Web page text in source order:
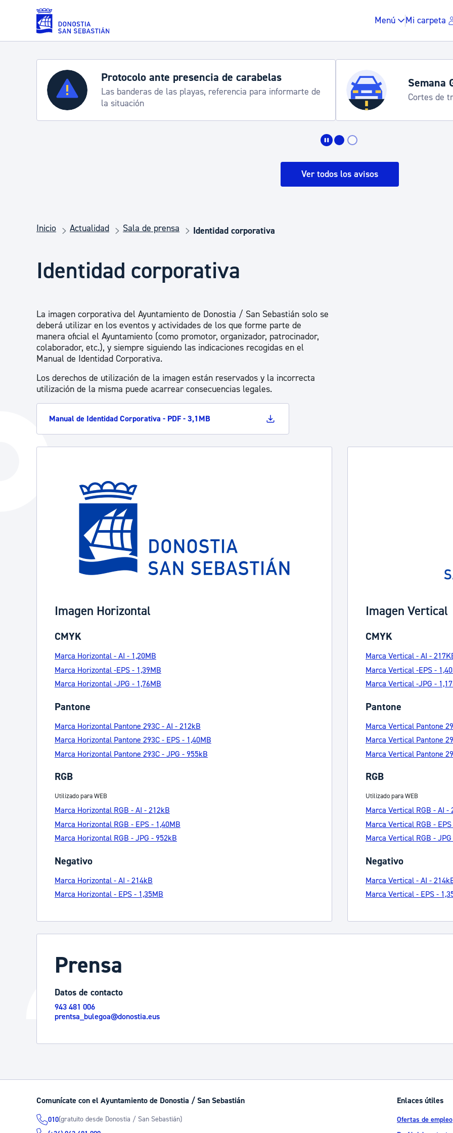
Saltar al contenido principal
Menú Mi carpeta
Servicios
Padrón y asuntos personales
Espacio público,
Seguridad ciudadana y emergencias
Salud Pública, animales y consumo
Participación ciudadana y asociacionismo
Deporte
La ciudad ahora
Descubre la ciudad
Protocolo ante presencia de carabelas
Las banderas de las playas, referencia para informarte de
la situación
Semana
Cortes de
Ver todos los avisos
Inicio Actualidad Sala de prensa Identidad corporativa
Identidad corporativa
La imagen corporativa del Ayuntamiento de Donostia / San Sebastián solo se
deberá utilizar en los eventos y actividades de los que forme parte de
manera oficial el Ayuntamiento (como promotor, organizador, patrocinador,
colaborador, etc.), y siempre siguiendo las indicaciones recogidas en el
Manual de Identidad Corporativa.
Los derechos de utilización de la imagen están reservados y la incorrecta
utilización de la misma puede acarrear consecuencias legales.
Manual de Identidad Corporativa - PDF - 3,1MB
Imagen Horizontal
CMYK
Marca Horizontal - AI - 1,20MB
Marca Horizontal -EPS - 1,39MB
Marca Horizontal -JPG - 1,76MB
Pantone
Marca Horizontal Pantone 293C - AI - 212kB
Marca Horizontal Pantone 293C - EPS - 1,40MB
Marca Horizontal Pantone 293C - JPG - 955kB
RGB
Utilizado para WEB
Marca Horizontal RGB - AI - 212kB
Marca Horizontal RGB - EPS - 1,40MB
Marca Horizontal RGB - JPG - 952kB
Negativo
Marca Horizontal - AI - 214kB
Marca Horizontal - EPS - 1,35MB
Imagen Vertical
CMYK
Marca Vertical - AI -
Marca Vertical -EPS -
Marca Vertical -JPG -
Pantone
Marca Vertical Pantone
Marca Vertical Pantone
Marca Vertical Pantone
RGB
Utilizado para WEB
Marca Vertical RGB - AI -
Marca Vertical RGB -
Marca Vertical RGB -
Negativo
Marca Vertical - AI -
Marca Vertical - EPS -
Prensa
Datos de contacto
943 481 006
prentsa_bulegoa@donostia.eus
Comunícate con el Ayuntamiento de Donostia / San Sebastián
010(gratuito desde Donostia / San Sebastián)
Enlaces útiles
Ofertas de empleo